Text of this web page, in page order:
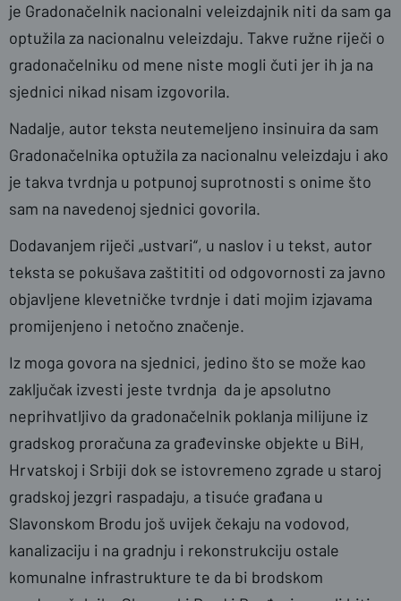
je Gradonačelnik nacionalni veleizdajnik niti da sam ga
optužila za nacionalnu veleizdaju. Takve ružne riječi o
gradonačelniku od mene niste mogli čuti jer ih ja na
sjednici nikad nisam izgovorila.
Nadalje, autor teksta neutemeljeno insinuira da sam
Gradonačelnika optužila za nacionalnu veleizdaju i ako
je takva tvrdnja u potpunoj suprotnosti s onime što
sam na navedenoj sjednici govorila.
Dodavanjem riječi „ustvari“, u naslov i u tekst, autor
teksta se pokušava zaštititi od odgovornosti za javno
objavljene klevetničke tvrdnje i dati mojim izjavama
promijenjeno i netočno značenje.
Iz moga govora na sjednici, jedino što se može kao
zaključak izvesti jeste tvrdnja da je apsolutno
neprihvatljivo da gradonačelnik poklanja milijune iz
gradskog proračuna za građevinske objekte u BiH,
Hrvatskoj i Srbiji dok se istovremeno zgrade u staroj
gradskoj jezgri raspadaju, a tisuće građana u
Slavonskom Brodu još uvijek čekaju na vodovod,
kanalizaciju i na gradnju i rekonstrukciju ostale
komunalne infrastrukture te da bi brodskom